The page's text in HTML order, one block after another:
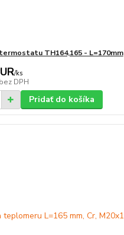
TH164,165 - L=170mm
/ks
bez DPH
Pridať do košíka